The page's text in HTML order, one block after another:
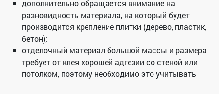
дополнительно обращается внимание на
разновидность материала, на который будет
производится крепление плитки (дерево, пластик,
бетон);
отделочный материал большой массы и размера
требует от клея хорошей адгезии со стеной или
потолком, поэтому необходимо это учитывать.